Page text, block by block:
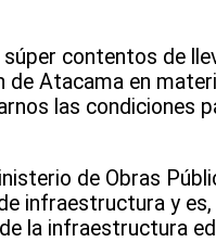
contentos de
Atacama en
las condiciones
de Obras
infraestructura y
la infraestructura